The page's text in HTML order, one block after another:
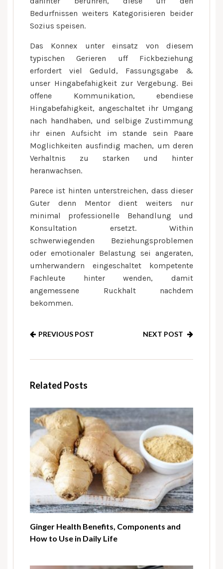
Bedurfnissen weiters Kategorisieren beider
Sozius speisen.
Das Konnex unter einsatz von diesem
typischen Gerieren uff Fickbeziehung
erfordert viel Geduld, Fassungsgabe &
unser Hingabefahigkeit zur Vergebung. Bei
offene Kommunikation, ebendiese
Hingabefahigkeit, angeschaltet ihr Umgang
nach handhaben, und selbige Zustimmung
ihr einen Aufsicht im stande sein Paare
Moglichkeiten ausfindig machen, um deren
Verhaltnis zu starken und hinter
heranwachsen.
Parece ist hinten unterstreichen, dass dieser
Guter denn Mentor dient weiters nur
minimal professionelle Behandlung und
Konsultation ersetzt. Within
schwerwiegenden Beziehungsproblemen
oder emotionaler Belastung sei angeraten,
umherwandern eingeschaltet kompetente
Fachleute hinter wenden, damit
angemessene Ruckhalt nachdem
bekommen.
PREVIOUS POST NEXT POST
Related Posts
Ginger Health Benefits, Components and
How to Use in Daily Life